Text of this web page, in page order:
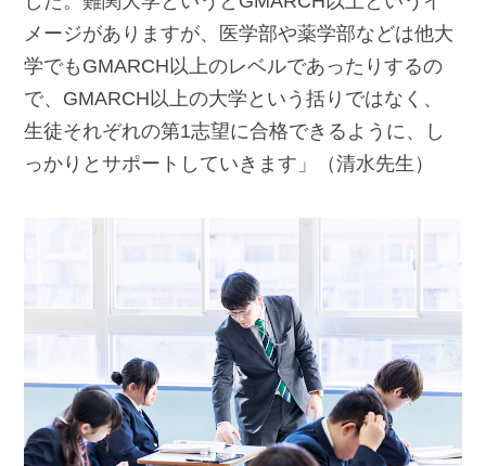
メージがありますが、医学部や薬学部などは他大
学でもGMARCH以上のレベルであったりするの
で、GMARCH以上の大学という括りではなく、
生徒それぞれの第1志望に合格できるように、し
っかりとサポートしていきます」（清水先生）